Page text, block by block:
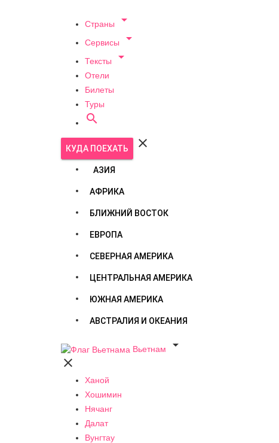
Страны 
Сервисы 
Тексты 
Отели
Билеты
Туры

КУДА ПОЕХАТЬ 
АЗИЯ
АФРИКА
БЛИЖНИЙ ВОСТОК
ЕВРОПА
СЕВЕРНАЯ АМЕРИКА
ЦЕНТРАЛЬНАЯ АМЕРИКА
ЮЖНАЯ АМЕРИКА
АВСТРАЛИЯ И ОКЕАНИЯ
Вьетнам


Ханой
Хошимин
Нячанг
Далат
Вунгтау